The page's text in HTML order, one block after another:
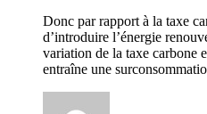
Donc par rapport à la taxe
d’introduire l’énergie
variation de la taxe carbone
entraîne une